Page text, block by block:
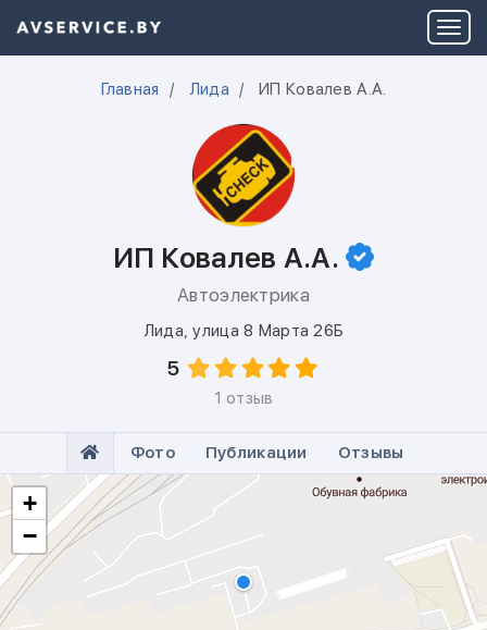
Главная Лида ИП Ковалев А.А.
ИП Ковалев А.А.
Автоэлектрика
Лида,улица 8 Марта 26Б
5
1 отзыв
Фото Публикации Отзывы
+
−